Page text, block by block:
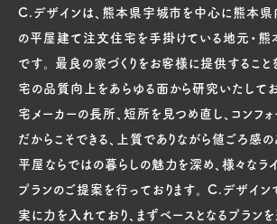
C.デザインは、熊本県宇城市を中心に熊本
の平屋建て注文住宅を手掛けている地元・熊
です。 最良の家づくりをお客様に提供すること
宅の品質向上をあらゆる面から研究いたして
宅メーカーの長所、短所を見つめ直し、コンフ
だからこそできる、上質でありながら値ごろ感の
平屋ならではの暮らしの魅力を深め、様々なラ
プランのご提案を行っております。 C.デザイ
実に力を入れており、まずベースとなるプラン